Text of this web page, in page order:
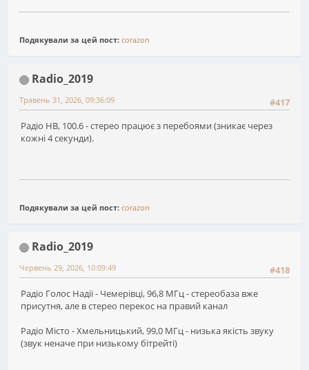
Подякували за цей пост: corazon
Radio_2019
#417
Травень 31, 2026, 09:36:09
Радіо НВ, 100.6 - стерео працює з перебоями (зникає через
кожні 4 секунди).
Подякували за цей пост: corazon
Radio_2019
#418
Червень 29, 2026, 10:09:49
Радіо Голос Надії - Чемерівці, 96,8 МГц - стереобаза вже
присутня, але в стерео перекос на правий канал
Радіо Місто - Хмельницький, 99,0 МГц - низька якість звуку
(звук неначе при низькому бітрейті)